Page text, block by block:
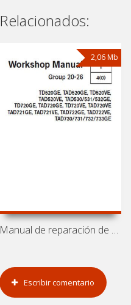
Relacionados:
2,06 Mb
Manual de reparación de motores Volvo
Escribir comentario